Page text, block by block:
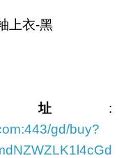
上衣-黑
址 :
gd/buy?